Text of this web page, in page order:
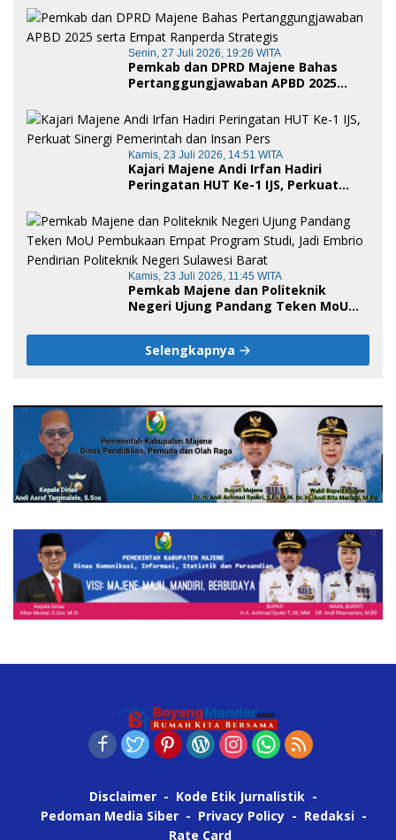
Ayah dalam Keluarga
Senin, 27 Juli 2026, 19:26 WITA
Pemkab dan DPRD Majene Bahas
Pertanggungjawaban APBD 2025
Kamis, 23 Juli 2026, 14:51 WITA
Kajari Majene Andi Irfan Hadiri
Peringatan HUT Ke-1 IJS, Perkuat
Kamis, 23 Juli 2026, 11:45 WITA
Pemkab Majene dan Politeknik
Negeri Ujung Pandang Teken MoU
Jadi Embrio Pendirian Politeknik
Negeri Sulawesi Barat
Selengkapnya
Disclaimer
Kode Etik Jurnalistik
Pedoman Media Siber
Privacy Policy
Redaksi
Rate Card